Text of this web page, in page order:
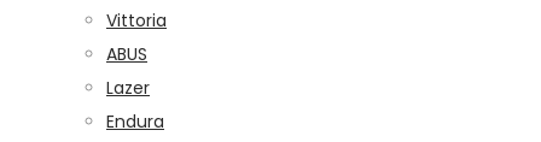
Vittoria
ABUS
Lazer
Endura